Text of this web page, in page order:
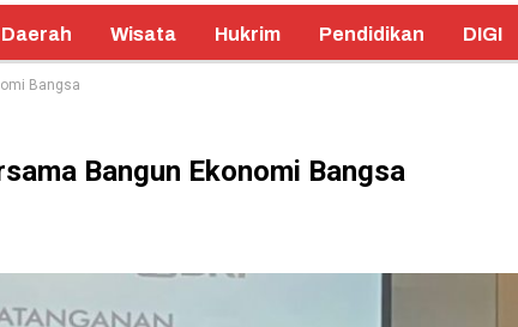
Daerah Wisata Hukrim Pendidikan DIGI
Bangsa
Bangun Ekonomi Bangsa